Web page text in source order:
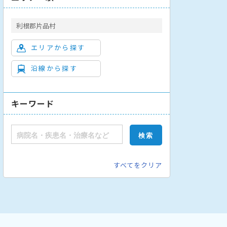
利根郡片品村
エリアから探す
沿線から探す
キーワード
すべてをクリア